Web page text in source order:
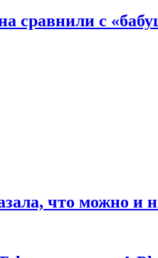
сравнили с
что можно